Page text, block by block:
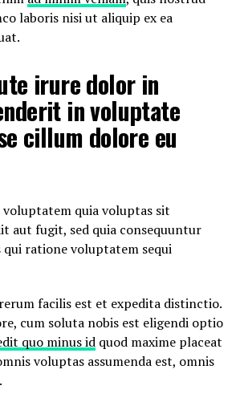
laboris nisi ut aliquip ex ea
irure dolor in
in voluptate
cillum dolore eu
voluptatem quia voluptas sit
aut fugit, sed quia consequuntur
qui ratione voluptatem sequi
facilis est et expedita distinctio.
cum soluta nobis est eligendi optio
quo minus idquod maxime placeat
voluptas assumenda est, omnis